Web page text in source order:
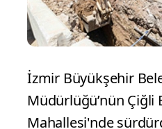
İzmir Büyükşehir
Müdürlüğü’nün Çiğli
Mahallesi'nde